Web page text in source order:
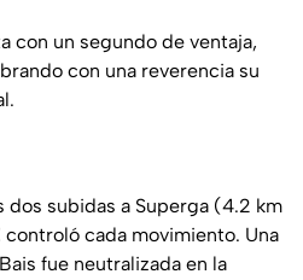
con un segundo de ventaja,
con una reverencia su
dos subidas a Superga (4.2 km
controló cada movimiento. Una
fue neutralizada en la